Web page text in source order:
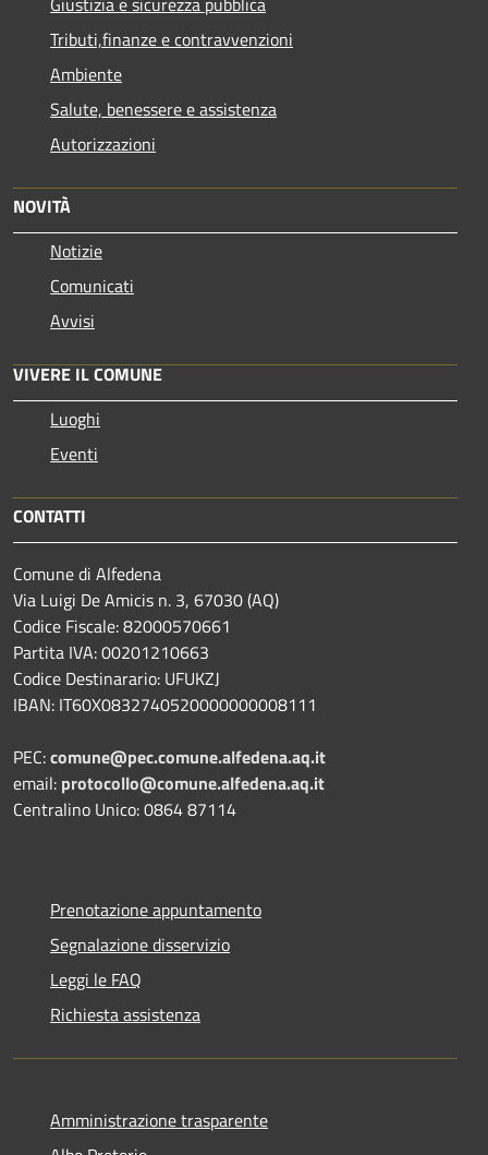
Tributi,finanze e contravvenzioni
Ambiente
Salute, benessere e assistenza
Autorizzazioni
NOVITÀ
Notizie
Comunicati
Avvisi
VIVERE IL COMUNE
Luoghi
Eventi
CONTATTI
Comune di Alfedena
Via Luigi De Amicis n. 3, 67030 (AQ)
Codice Fiscale: 82000570661
Partita IVA: 00201210663
Codice Destinarario: UFUKZJ
IBAN: IT60X0832740520000000008111
PEC:comune@pec.comune.alfedena.aq.it
email: protocollo@comune.alfedena.aq.it
Centralino Unico: 0864 87114
Prenotazione appuntamento
Segnalazione disservizio
Leggi le FAQ
Richiesta assistenza
Amministrazione trasparente